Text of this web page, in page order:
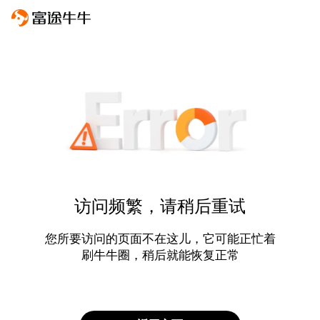
访问频繁，请稍后重试
您所要访问的页面不在这儿，它可能正忙着
刷牛牛圈，稍后就能恢复正常